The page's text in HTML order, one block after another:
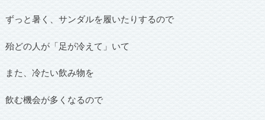
ずっと暑く、サンダルを履いたりするので
殆どの人が「足が冷えて」いて
また、冷たい飲み物を
飲む機会が多くなるので